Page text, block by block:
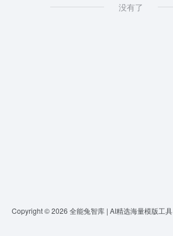
没有了
Copyright © 2026 全能兔智库 | AI精选海量模版工具